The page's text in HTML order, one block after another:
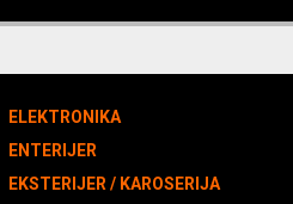
ELEKTRONIKA
ENTERIJER
EKSTERIJER / KAROSERIJA